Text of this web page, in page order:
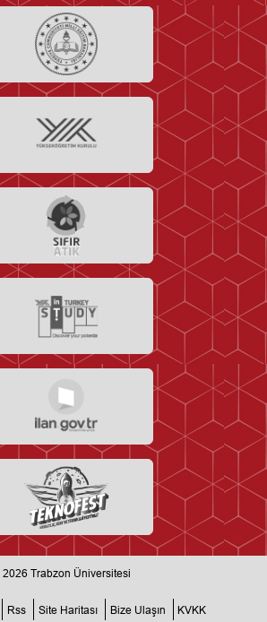
2026 Trabzon Üniversitesi
Rss Site Haritası Bize Ulaşın KVKK